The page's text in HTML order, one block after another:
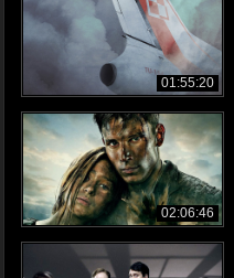
01:55:20
02:06:46